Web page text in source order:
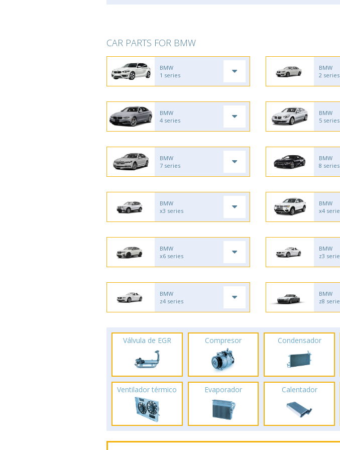
CAR PARTS FOR BMW
BMW
1 series
BMW
2 series
BMW
4 series
BMW
5 series
BMW
7 series
BMW
8 series
BMW
x3 series
BMW
x4
BMW
x6 series
BMW
z3
BMW
z4 series
BMW
z8
Válvula de EGR Compresor Condensador
Ventilador térmico Evaporador Calentador